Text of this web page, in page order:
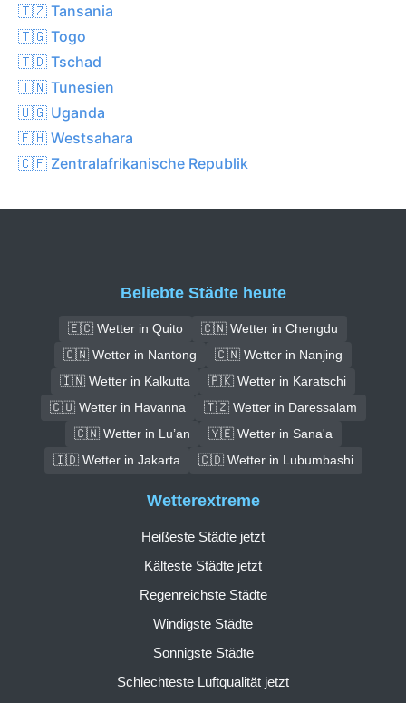
🇹🇿 Tansania
🇹🇬 Togo
🇹🇩 Tschad
🇹🇳 Tunesien
🇺🇬 Uganda
🇪🇭 Westsahara
🇨🇫 Zentralafrikanische Republik
Beliebte Städte heute
🇪🇨 Wetter in Quito
🇨🇳 Wetter in Chengdu
🇨🇳 Wetter in Nantong
🇨🇳 Wetter in Nanjing
🇮🇳 Wetter in Kalkutta
🇵🇰 Wetter in Karatschi
🇨🇺 Wetter in Havanna
🇹🇿 Wetter in Daressalam
🇨🇳 Wetter in Lu’an
🇾🇪 Wetter in Sana'a
🇮🇩 Wetter in Jakarta
🇨🇩 Wetter in Lubumbashi
Wetterextreme
Heißeste Städte jetzt
Kälteste Städte jetzt
Regenreichste Städte
Windigste Städte
Sonnigste Städte
Schlechteste Luftqualität jetzt